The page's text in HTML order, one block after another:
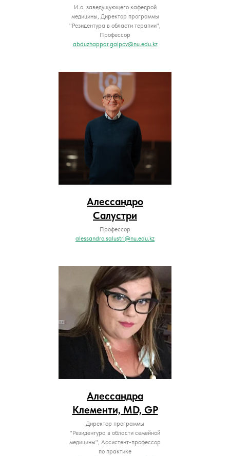
И.о. заведущующего кафедрой
медицины, Директор программы
"Резидентура в области терапии",
Профессор
abduzhappar.gaipov@nu.edu.kz
Алессандро
Салустри
Профессор
alessandro.salustri@nu.edu.kz
Алессандра
Клементи, MD, GP
Директор программы
"Резидентура в области семейной
медицины", Ассистент-профессор
по практике